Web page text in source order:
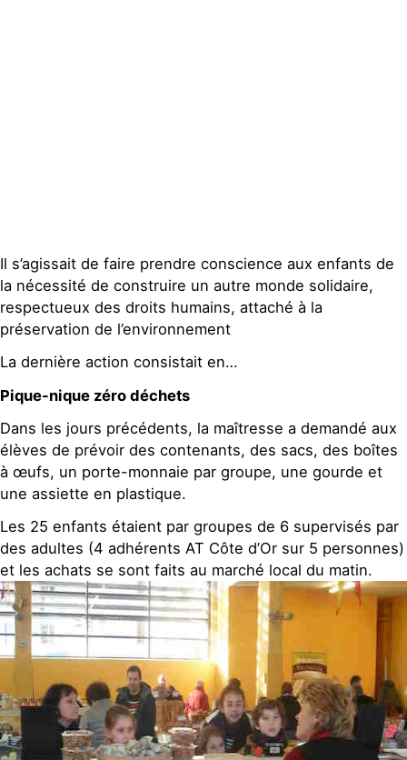
Il s’agissait de faire prendre conscience aux enfants de
la nécessité de construire un autre monde solidaire,
respectueux des droits humains, attaché à la
préservation de l’environnement
La dernière action consistait en…
Pique-nique zéro déchets
Dans les jours précédents, la maîtresse a demandé aux
élèves de prévoir des contenants, des sacs, des boîtes
à œufs, un porte-monnaie par groupe, une gourde et
une assiette en plastique.
Les 25 enfants étaient par groupes de 6 supervisés par
des adultes (4 adhérents AT Côte d’Or sur 5 personnes)
et les achats se sont faits au marché local du matin.